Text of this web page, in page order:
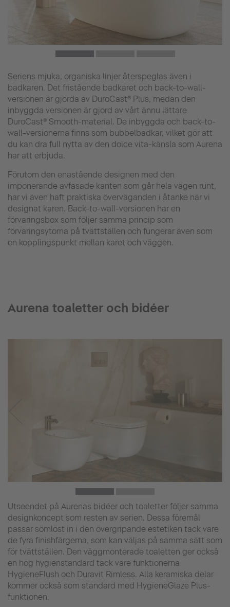
Seriens mjuka, organiska linjer återspeglas även i
badkaren. Det fristående badkaret och back-to-wall-
versionen är gjorda av DuroCast® Plus, medan den
inbyggda versionen är gjord av vårt ännu lättare
DuroCast® Smooth-material. De inbyggda och back-to-
wall-versionerna finns som bubbelbadkar, vilket gör att
du kan dra full nytta av den dolce vita-känsla som Aurena
har att erbjuda.
Förutom den enastående designen med den
imponerande avfasade kanten som går hela vägen runt,
har vi även haft praktiska överväganden i åtanke när vi
designat karen. Back-to-wall-versionen har en
förvaringsbox som följer samma princip som
förvaringsytorna på tvättställen och fungerar även som
en kopplingspunkt mellan karet och väggen.
Aurena toaletter och bidéer
Utseendet på Aurenas bidéer och toaletter följer samma
designkoncept som resten av serien. Dessa föremål
passar sömlöst in i den övergripande estetiken tack vare
de fyra finishfärgerna, som kan väljas på samma sätt som
för tvättställen. Den väggmonterade toaletten ger också
en hög hygienstandard tack vare funktionerna
HygieneFlush och Duravit Rimless. Alla keramiska delar
kommer också som standard med HygieneGlaze Plus-
funktionen.